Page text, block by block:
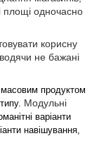
площі одночасно
корисну
не бажані
масовим продуктом
Модульні
варіанти
навішування,